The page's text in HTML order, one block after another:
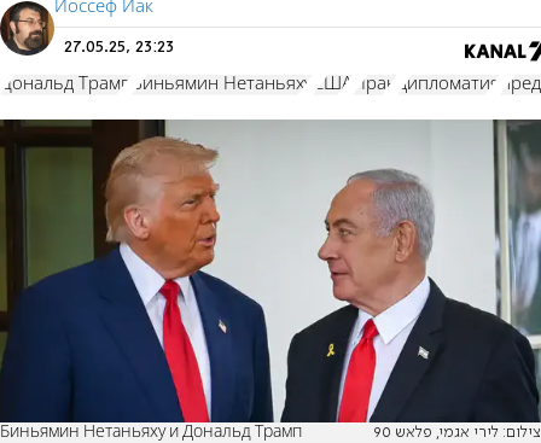
Йоссеф Йак
27.05.25, 23:23
Дональд Трамп Биньямин Нетаньяху США Иран дипломатия
Биньямин Нетаньяху и Дональд Трамп צילום: לירי אגמי, פלאש 90